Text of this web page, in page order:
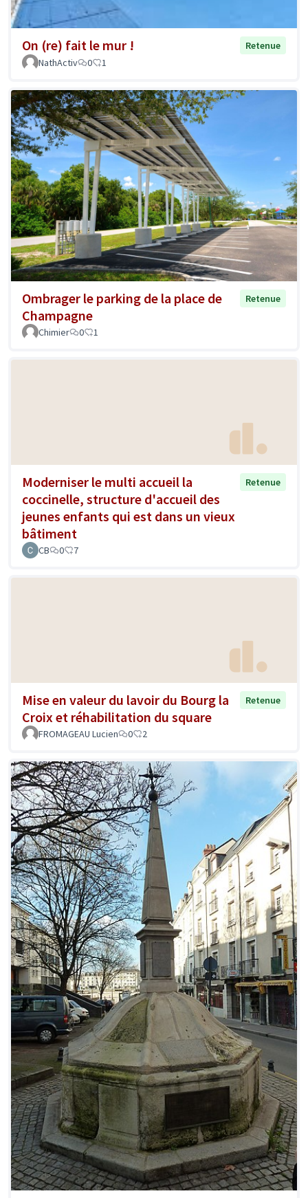
On (re) fait le mur !
Retenue
NathActiv
0 1
Ombrager le parking de la place de
Champagne
Retenue
Chimier 0 1
Moderniser le multi accueil la
coccinelle, structure d'accueil des
jeunes enfants qui est dans un vieux
bâtiment
Retenue
CB 0 7
Mise en valeur du lavoir du Bourg la
Croix et réhabilitation du square
Retenue
FROMAGEAU Lucien 0 2